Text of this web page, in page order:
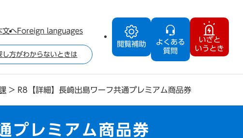
閲覧補助
よくある
質問
いざと
いうとき
文へForeign languages
し方がわからないときは
> R8【詳細】長崎出島ワーフ共通プレミアム商品券
プレミアム商品券